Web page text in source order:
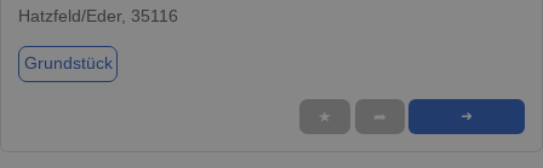
Hatzfeld/Eder, 35116
Grundstück
★ ➦ ➜